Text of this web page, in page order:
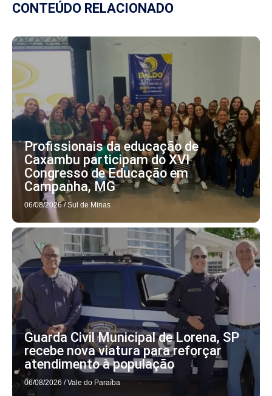
CONTEÚDO RELACIONADO
Profissionais da educação de
Caxambu participam do XVI
Congresso de Educação em
Campanha, MG
06/08/2026 / Sul de Minas
Guarda Civil Municipal de Lorena, SP
recebe nova viatura para reforçar
atendimento à população
06/08/2026 / Vale do Paraíba